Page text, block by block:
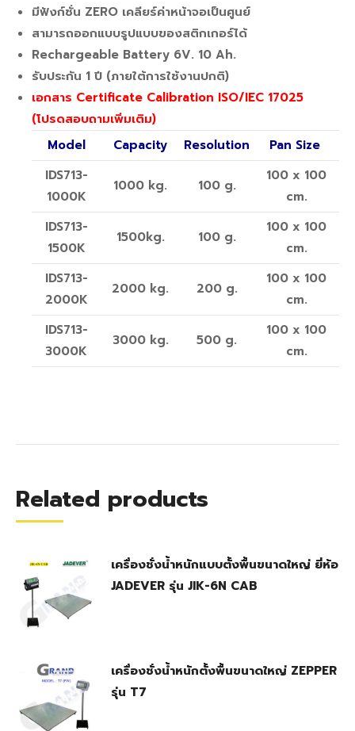
มีฟังก์ชั่น ZERO เคลียร์ค่าหน้าจอเป็นศูนย์
สามารถออกแบบรูปแบบของสติกเกอร์ได้
Rechargeable Battery 6V. 10 Ah.
รับประกัน 1 ปี (ภายใต้การใช้งานปกติ)
เอกสาร Certificate Calibration ISO/IEC 17025
(โปรดสอบถามเพิ่มเติม)
Model
Capacity Resolution
Pan Size
IDS713-
1000K
1000 kg. 100 g.
100 x 100
cm.
IDS713-
1500K
1500kg. 100 g.
100 x 100
cm.
IDS713-
2000K
2000 kg. 200 g.
100 x 100
cm.
IDS713-
3000K
3000 kg. 500 g.
100 x 100
cm.
Related products
เครื่องชั่งน้ำหนักแบบตั้งพื้นขนาดใหญ่ ยี่ห้อ
JADEVER รุ่น JIK-6N CAB
เครื่องชั่งน้ำหนักตั้งพื้นขนาดใหญ่ ZEPPER
รุ่น T7